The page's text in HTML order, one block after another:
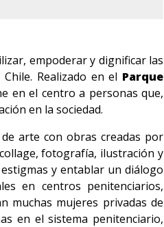
empoderar y dignificar las
Realizado en el Parque
en el centro a personas que,
en la sociedad.
arte con obras creadas por
fotografía, ilustración y
y entablar un diálogo
en centros penitenciarios,
muchas mujeres privadas de
en el sistema penitenciario,